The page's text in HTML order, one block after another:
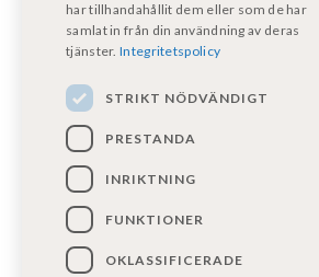
Våra certifikat
Följ oss på sociala medier!
har tillhandahållit dem eller som de har
samlat in från din användning av deras
tjänster. Integritetspolicy
STRIKT NÖDVÄNDIGT
PRESTANDA
INRIKTNING
FUNKTIONER
OKLASSIFICERADE